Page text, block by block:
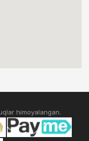
himoyalangan.